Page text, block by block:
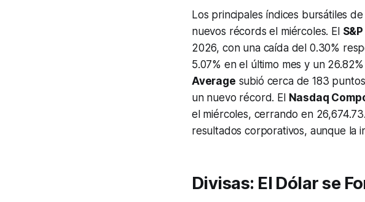
Los principales índices bursátiles
nuevos récords el miércoles. El
2026, con una caída del 0.30%
5.07% en el último mes y un
Average subió cerca de 183
un nuevo récord. El Nasdaq
el miércoles, cerrando en
resultados corporativos, aunque la
Divisas: El Dólar se